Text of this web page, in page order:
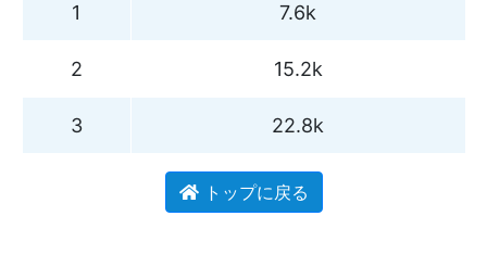
1 7.6k
2 15.2k
3 22.8k
トップに戻る